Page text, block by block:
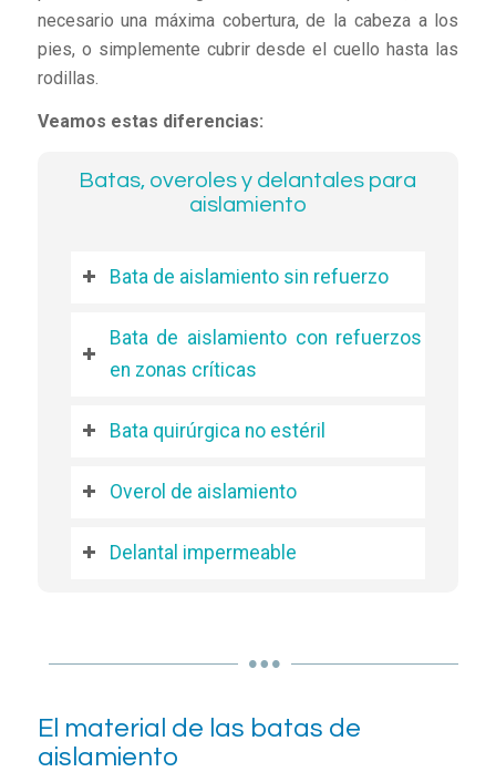
necesario una máxima cobertura, de la cabeza a los
pies, o simplemente cubrir desde el cuello hasta las
rodillas.
Veamos estas diferencias:
Batas, overoles y delantales para
aislamiento
Bata de aislamiento sin refuerzo
Bata de aislamiento con refuerzos
en zonas críticas
Bata quirúrgica no estéril
Overol de aislamiento
Delantal impermeable
El material de las batas de
aislamiento